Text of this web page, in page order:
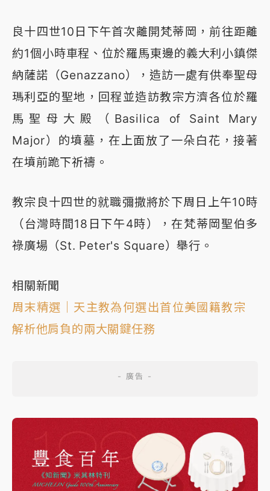
良十四世10日下午首次離開梵蒂岡，前往距離
約1個小時車程、位於羅馬東邊的義大利小鎮傑
納薩諾（Genazzano），造訪一處有供奉聖母
瑪利亞的聖地，回程並造訪教宗方濟各位於羅
馬聖母大殿（Basilica of Saint Mary
Major）的墳墓，在上面放了一朵白花，接著
在墳前跪下祈禱。
教宗良十四世的就職彌撒將於下周日上午10時
（台灣時間18日下午4時），在梵蒂岡聖伯多
祿廣場（St. Peter's Square）舉行。
相關新聞
周末精選｜天主教為何選出首位美國籍教宗
解析他肩負的兩大關鍵任務